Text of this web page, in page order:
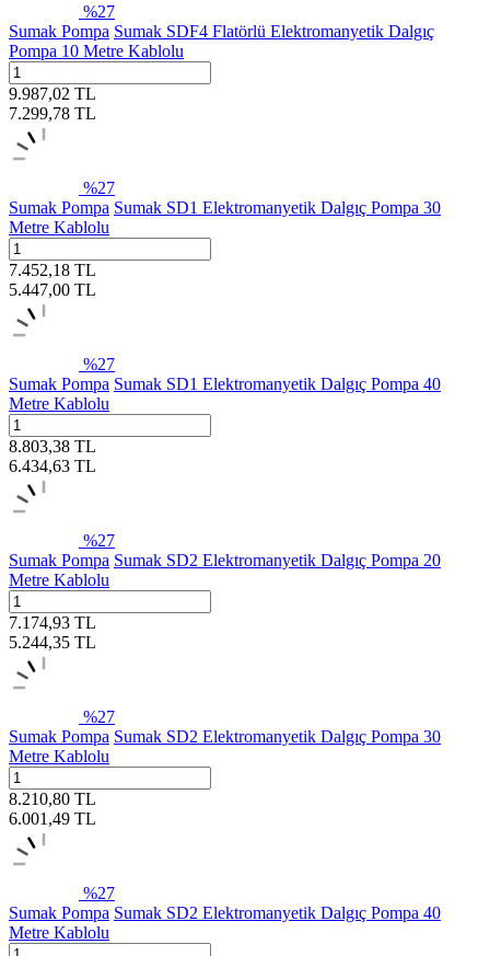
%27
Sumak Pompa Sumak SDF4 Flatörlü Elektromanyetik Dalgıç
Pompa 10 Metre Kablolu
9.987,02 TL
7.299,78 TL
%27
Sumak Pompa Sumak SD1 Elektromanyetik Dalgıç Pompa 30
Metre Kablolu
7.452,18 TL
5.447,00 TL
%27
Sumak Pompa Sumak SD1 Elektromanyetik Dalgıç Pompa 40
Metre Kablolu
8.803,38 TL
6.434,63 TL
%27
Sumak Pompa Sumak SD2 Elektromanyetik Dalgıç Pompa 20
Metre Kablolu
7.174,93 TL
5.244,35 TL
%27
Sumak Pompa Sumak SD2 Elektromanyetik Dalgıç Pompa 30
Metre Kablolu
8.210,80 TL
6.001,49 TL
%27
Sumak Pompa Sumak SD2 Elektromanyetik Dalgıç Pompa 40
Metre Kablolu